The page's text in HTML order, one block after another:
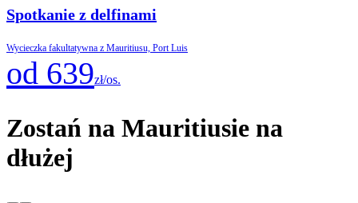
Spotkanie z delfinami
Wycieczka fakultatywna z Mauritiusu, Port Luis
od 639zł/os.
Zostań na Mauritiusie na
dłużej